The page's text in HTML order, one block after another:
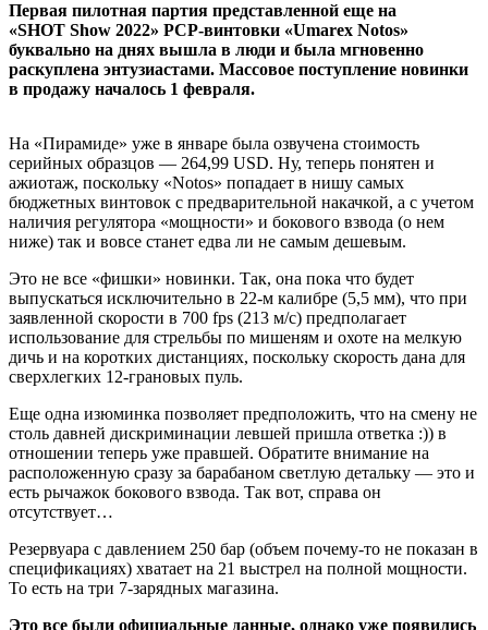
Первая пилотная партия представленной еще на
«SHOT Show 2022» PCP-винтовки «Umarex Notos»
буквально на днях вышла в люди и была мгновенно
раскуплена энтузиастами. Массовое поступление новинки
в продажу началось 1 февраля.
На «Пирамиде» уже в январе была озвучена стоимость
серийных образцов — 264,99 USD. Ну, теперь понятен и
ажиотаж, поскольку «Notos» попадает в нишу самых
бюджетных винтовок с предварительной накачкой, а с учетом
наличия регулятора «мощности» и бокового взвода (о нем
ниже) так и вовсе станет едва ли не самым дешевым.
Это не все «фишки» новинки. Так, она пока что будет
выпускаться исключительно в 22-м калибре (5,5 мм), что при
заявленной скорости в 700 fps (213 м/с) предполагает
использование для стрельбы по мишеням и охоте на мелкую
дичь и на коротких дистанциях, поскольку скорость дана для
сверхлегких 12-грановых пуль.
Еще одна изюминка позволяет предположить, что на смену не
столь давней дискриминации левшей пришла ответка :)) в
отношении теперь уже правшей. Обратите внимание на
расположенную сразу за барабаном светлую детальку — это и
есть рычажок бокового взвода. Так вот, справа он
отсутствует…
Резервуара с давлением 250 бар (объем почему-то не показан в
спецификациях) хватает на 21 выстрел на полной мощности.
То есть на три 7-зарядных магазина.
Это все были официальные данные, однако уже появились